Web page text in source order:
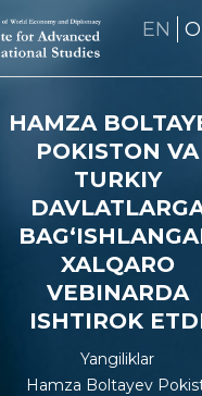
EN
HAMZA
POKISTON VA
TURKIY
XALQARO
VEBINARDA
ISHTIROK
Yangiliklar
Hamza Boltayev